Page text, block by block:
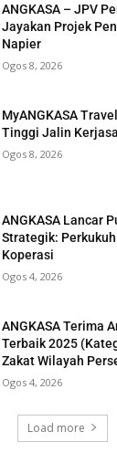
ANGKASA – JPV
Jayakan Projek
Napier
Ogos 8, 2026
MyANGKASA
Tinggi Jalin
Ogos 8, 2026
ANGKASA Lancar
Strategik:
Koperasi
Ogos 4, 2026
ANGKASA Terima
Terbaik 2025
Zakat Wilayah
Ogos 4, 2026
Load more